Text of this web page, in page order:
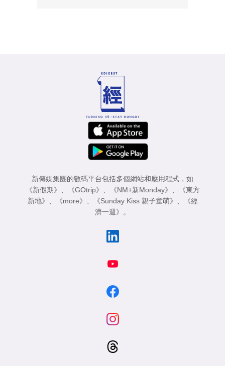
新傳媒集團的數碼平台包括多個網站和應用程式，如
《新假期》 、 《GOtrip》 、 《NM+新Monday》 、
《東方
新地》 、 《more》 、 《Sunday Kiss 親子童萌》 、
《經
濟一週》 。